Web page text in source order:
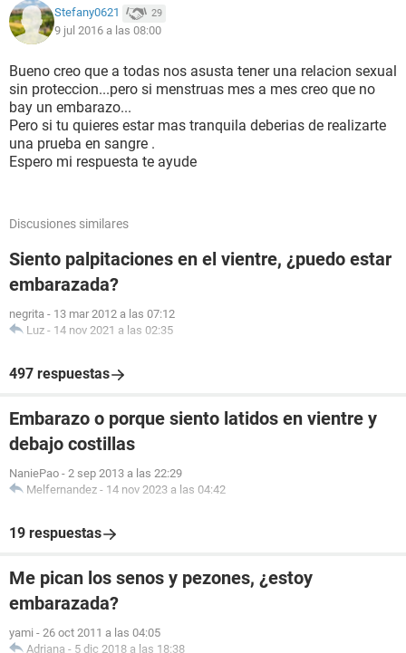
Stefany0621 29
9 jul 2016 a las 08:00
Bueno creo que a todas nos asusta tener una relacion sexual
sin proteccion...pero si menstruas mes a mes creo que no
bay un embarazo...
Pero si tu quieres estar mas tranquila deberias de realizarte
una prueba en sangre .
Espero mi respuesta te ayude
Discusiones similares
Siento palpitaciones en el vientre, ¿puedo estar
embarazada?
negrita - 13 mar 2012 a las 07:12
Luz - 14 nov 2021 a las 02:35
497 respuestas
Embarazo o porque siento latidos en vientre y
debajo costillas
NaniePao - 2 sep 2013 a las 22:29
Melfernandez - 14 nov 2023 a las 04:42
19 respuestas
Me pican los senos y pezones, ¿estoy
embarazada?
yami - 26 oct 2011 a las 04:05
Adriana - 5 dic 2018 a las 18:38